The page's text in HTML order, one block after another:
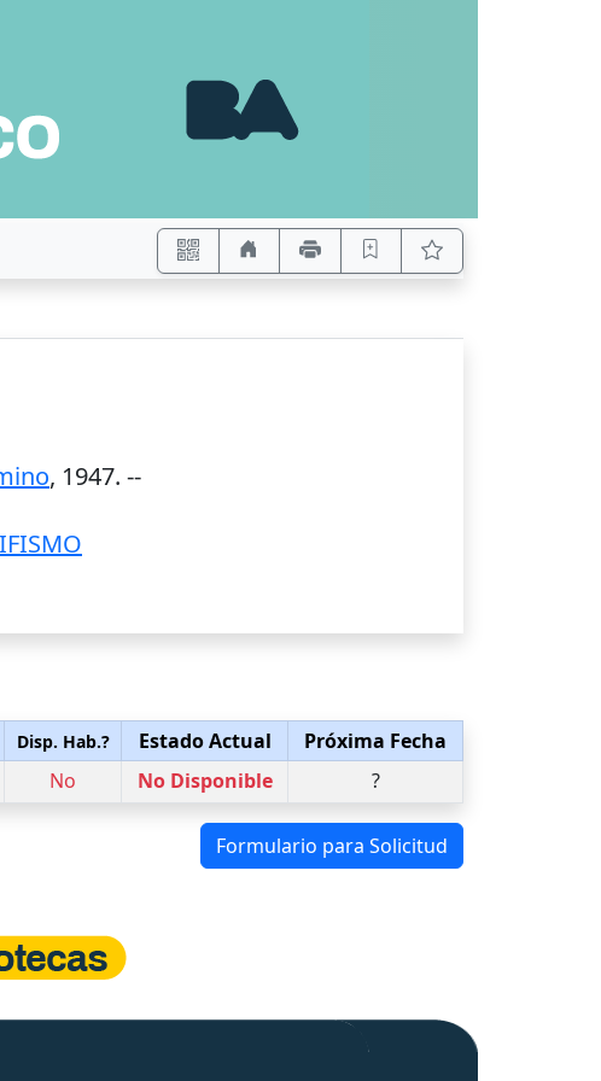
, 1947. --
Disp. Hab.? Estado Actual
Próxima Fecha
No No Disponible ?
Formulario para Solicitud